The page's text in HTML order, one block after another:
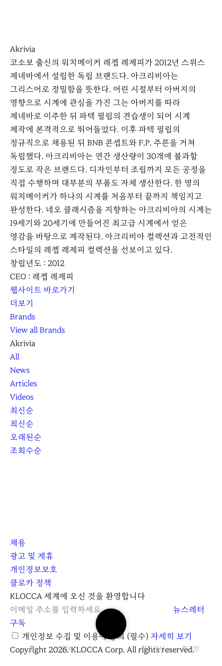
C
A
검
색
하
기
홈 메뉴 최신기사 로그인
Akrivia
코소보 출신의 워치메이커 레젭 레제피가 2012년 스위스
제네바에서 설립한 독립 브랜드다. 아크리비아는
그리스어로 정밀함을 뜻한다. 어린 시절부터 아버지의
영향으로 시계에 관심을 가진 그는 아버지를 따라
제네바로 이주한 뒤 파텍 필립의 견습생이 되어 시계
제작에 본격적으로 뛰어들었다. 이후 파텍 필립의
정규직으로 채용된 뒤 BNB 콘셉트와 F.P. 주른을 거쳐
독립했다. 아크리비아는 연간 생산량이 30개에 불과할
정도로 작은 브랜드다. 디자인부터 조립까지 모든 공정을
직접 수행하며 대부분의 부품도 자체 생산한다. 한 명의
워치메이커가 하나의 시계를 처음부터 끝까지 책임지고
완성한다. 네오 클래시즘을 지향하는 아크리비아의 시계는
19세기와 20세기에 만들어진 최고급 시계에서 얻은
영감을 바탕으로 제작된다. 아크리비아 컬렉션과 고전적인
스타일의 레젭 레제피 컬렉션을 선보이고 있다.
창립년도 : 2012
CEO : 레젭 레제피
웹사이트 바로가기
더보기
Brands
View all Brands
Akrivia
All
News
Articles
Videos
최신순
최신순
오래된순
조회수순
채용
광고 및 제휴
개인정보보호
클로카 정책
I
n
s
t
a
Y
o
u
t
u
K
L
O
C
C
KLOCCA 세계에 오신 것을 환영합니다
뉴스레터
구독
개인정보 수집 및 이용에 동의 (필수) 자세히 보기
Copyright 2026. KLOCCA Corp. All rights reserved.